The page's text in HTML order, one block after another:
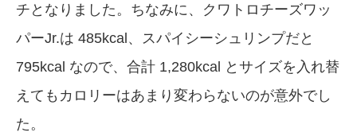
チとなりました。ちなみに、クワトロチーズワッ
パーJr.は 485kcal、スパイシーシュリンプだと
795kcal なので、合計 1,280kcal とサイズを入れ替
えてもカロリーはあまり変わらないのが意外でし
た。